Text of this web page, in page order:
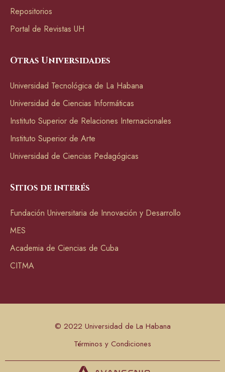
Repositorios
Portal de Revistas UH
Otras Universidades
Universidad Tecnológica de La Habana
Universidad de Ciencias Informáticas
Instituto Superior de Relaciones Internacionales
Instituto Superior de Arte
Universidad de Ciencias Pedagógicas
Sitios de interés
Fundación Universitaria de Innovación y Desarrollo
MES
Academia de Ciencias de Cuba
CITMA
© 2022 Universidad de La Habana
Términos y Condiciones